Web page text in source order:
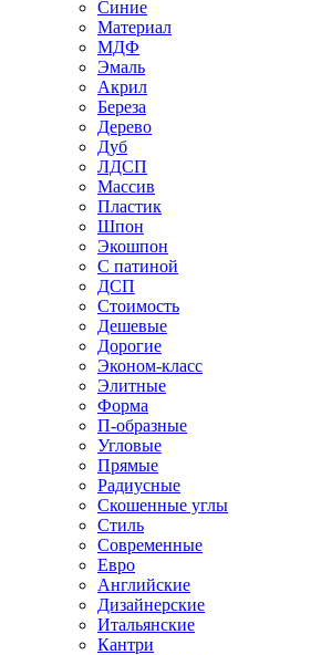
Синие
Материал
МДФ
Эмаль
Акрил
Береза
Дерево
Дуб
ЛДСП
Массив
Пластик
Шпон
Экошпон
С патиной
ДСП
Стоимость
Дешевые
Дорогие
Эконом-класс
Элитные
Форма
П-образные
Угловые
Прямые
Радиусные
Скошенные углы
Стиль
Современные
Евро
Английские
Дизайнерские
Итальянские
Кантри